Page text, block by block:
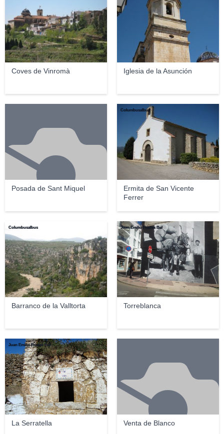
Coves de Vinromà Iglesia de la Asunción
Posada de Sant Miquel
Ermita de San Vicente
Ferrer
Columbusalbus
Barranco de la Valltorta
Columbusalbus
Torreblanca
Juan Emilio Prades Bel
La Serratella
Juan Emilio Prades Bel
Venta de Blanco